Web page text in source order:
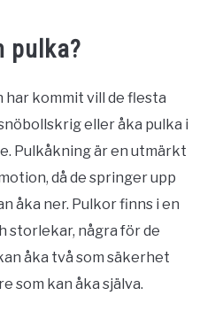
pulka?
kommit vill de flesta
eller åka pulka i
Pulkåkning är en utmärkt
då de springer upp
åka ner. Pulkor finns i en
storlekar, några för de
åka två som säkerhet
som kan åka själva.